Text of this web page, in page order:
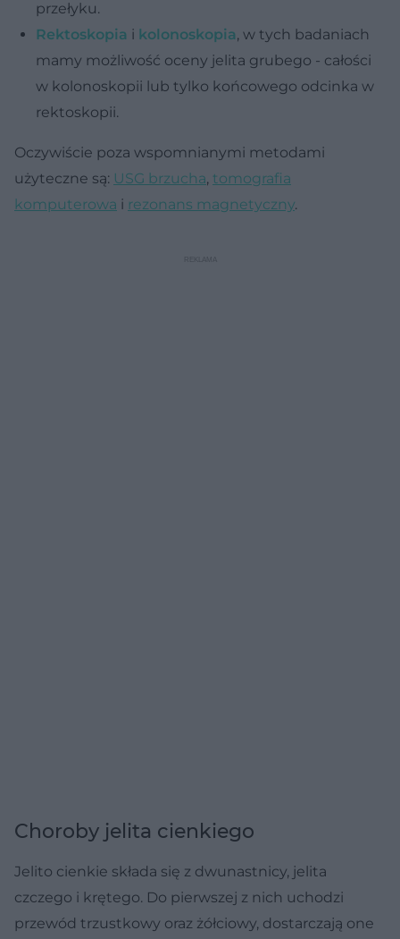
przełyku.
Rektoskopia i kolonoskopia, w tych badaniach
mamy możliwość oceny jelita grubego - całości
w kolonoskopii lub tylko końcowego odcinka w
rektoskopii.
Oczywiście poza wspomnianymi metodami
użyteczne są: USG brzucha, tomografia
komputerowa i rezonans magnetyczny.
Choroby jelita cienkiego
Jelito cienkie składa się z dwunastnicy, jelita
czczego i krętego. Do pierwszej z nich uchodzi
przewód trzustkowy oraz żółciowy, dostarczają one